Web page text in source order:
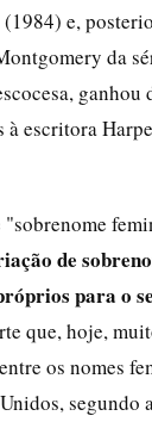
e,
da
ganhou
à escritora
de
para o
que, hoje,
os nomes
segundo